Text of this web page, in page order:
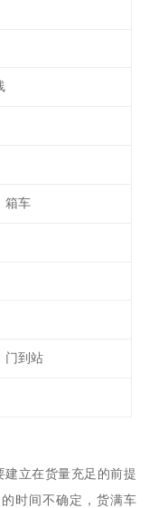
箱车
门到站
立在货量充足的前提
时间不确定，货满车